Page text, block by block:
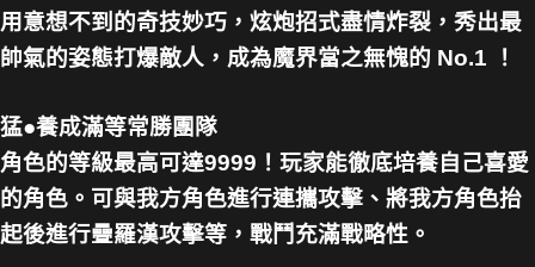
用意想不到的奇技妙巧，炫炮招式盡情炸裂，秀出最
帥氣的姿態打爆敵人，成為魔界當之無愧的 No.1 ！
猛●養成滿等常勝團隊
角色的等級最高可達9999！玩家能徹底培養自己喜愛
的角色。可與我方角色進行連攜攻擊、將我方角色抬
起後進行疊羅漢攻擊等，戰鬥充滿戰略性。